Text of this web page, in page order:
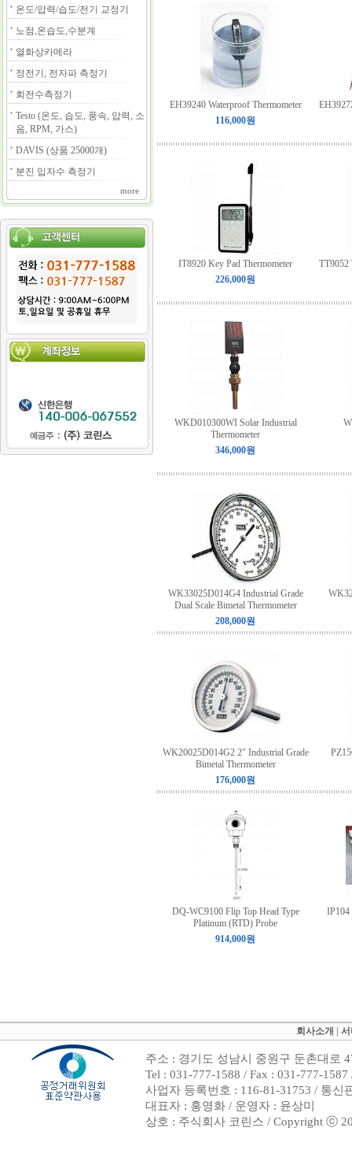
온도/압력/습도/전기 교정기
노점,온습도,수분계
열화상카메라
정전기, 전자파 측정기
회전수측정기
Testo (온도, 습도, 풍속, 압력, 소
음, RPM, 가스)
DAVIS (상품 25000개)
분진 입자수 측정기
more
EH39240 Waterproof Thermometer
116,000원
IT8920 Key Pad Thermometer
226,000원
TT9052
WKD010300WI Solar Industrial
Thermometer
346,000원
WK33025D014G4 Industrial Grade
Dual Scale Bimetal Thermometer
208,000원
WK20025D014G2 2" Industrial Grade
Bimetal Thermometer
176,000원
DQ-WC9100 Flip Top Head Type
Platinum (RTD) Probe
914,000원
IP104
회사소개
주소 : 경기도 성남시 중원구 둔촌대로
Tel : 031-777-1588 / Fax : 031-777-
사업자 등록번호 : 116-81-31753 / 통신
대표자 : 홍영화 / 운영자 : 윤상미
상호 : 주식회사 코린스 / Copyright ⓒ